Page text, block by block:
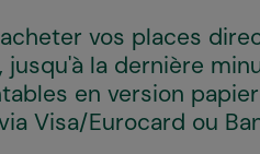
vos places
jusqu'à la dernière
en version
Visa/Eurocard ou